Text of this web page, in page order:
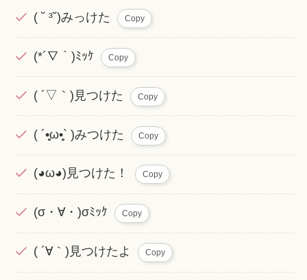
( ˘ ³˘)みっけた Copy
(*´∇｀)ﾐｯｹ Copy
( ´▽｀)見つけた Copy
( ´•̥̥̥ω•̥̥̥` )みつけた Copy
(◕ω◕)見つけた！ Copy
(σ・∀・)σﾐｯｹ Copy
( ´∀｀)見つけたよ Copy